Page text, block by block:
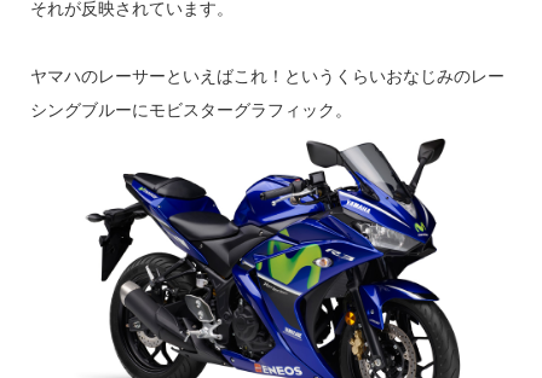
それが反映されています。
ヤマハのレーサーといえばこれ！というくらいおなじみのレー
シングブルーにモビスターグラフィック。